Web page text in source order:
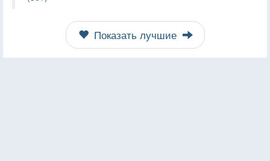
Показать лучшие